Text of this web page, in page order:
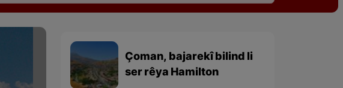
Çoman, bajarekî bilind li
ser rêya Hamilton